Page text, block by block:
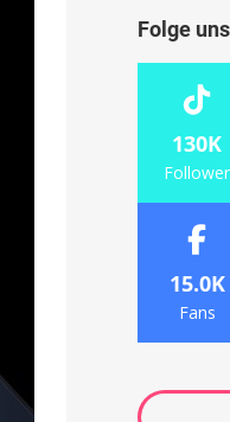
Folge
130K
Follower
15.0K
Fans